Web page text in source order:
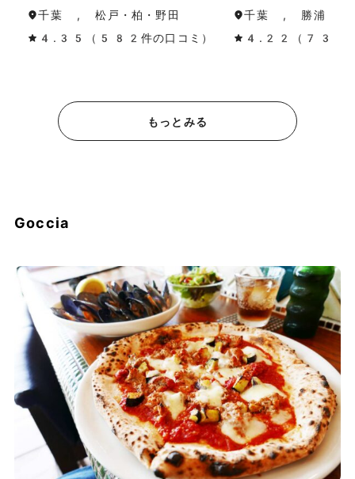
千葉 , 松戸・柏・野田
4.35（582件の口コミ）
千葉 , 勝浦・鴨
4.22（733件
もっとみる
Goccia